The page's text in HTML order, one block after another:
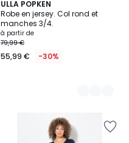
ULLA POPKEN
Robe en jersey. Col rond et
manches 3/4.
à partir de
79,99 €
55,99 € -30%
2
Couleurs